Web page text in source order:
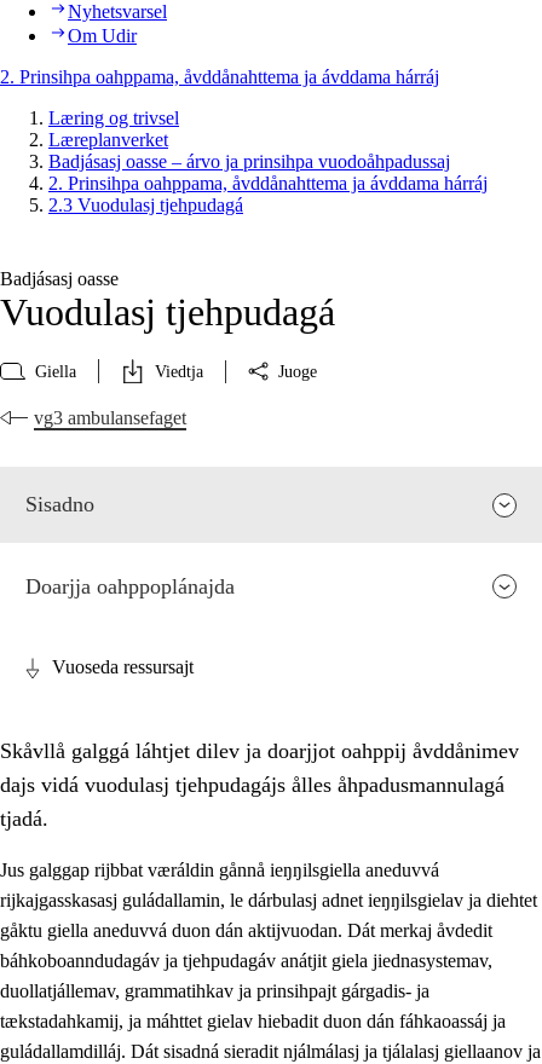
Nyhetsvarsel
Om Udir
2. Prinsihpa oahppama, åvddånahttema ja ávddama hárráj
Læring og trivsel
Læreplanverket
Badjásasj oasse – árvo ja prinsihpa vuodoåhpadussaj
2. Prinsihpa oahppama, åvddånahttema ja ávddama hárráj
2.3 Vuodulasj tjehpudagá
Badjásasj oasse
Vuodulasj tjehpudagá
Giella Viedtja Juoge
vg3 ambulansefaget
Sisadno
2. Prinsihpa oahppama, åvddånahttema ja ávddama hárráj
2.1 Sosiála oahppam ja åvddånibme
2.2 Máhtudahka fágáj hárráj
2.3 Vuodulasj tjehpudagá
Doarjja oahppoplánajda
Vuoseda ressursajt
Skåvllå galggá láhtjet dilev ja doarjjot oahppij åvddånimev
dajs vidá vuodulasj tjehpudagájs ålles åhpadusmannulagá
tjadá.
Jus galggap rijbbat væráldin gånnå ieŋŋilsgiella aneduvvá
rijkajgasskasasj guládallamin, le dárbulasj adnet ieŋŋilsgielav ja diehtet
gåktu giella aneduvvá duon dán aktijvuodan. Dát merkaj åvdedit
báhkoboanndudagáv ja tjehpudagáv anátjit giela jiednasystemav,
duollatjállemav, grammatihkav ja prinsihpajt gárgadis- ja
tækstadahkamij, ja máhttet gielav hiebadit duon dán fáhkaoassáj ja
guládallamdilláj. Dát sisadná sieradit njálmálasj ja tjálalasj giellaanov ja